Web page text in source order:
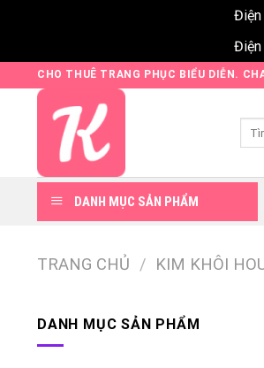
Điện
Điện
to
CHO THUÊ TRANG PHỤC BIỂU DIỄN.
DANH MỤC SẢN PHẨM
TRANG CHỦ / KIM KHÔI
DANH MỤC SẢN PHẨM